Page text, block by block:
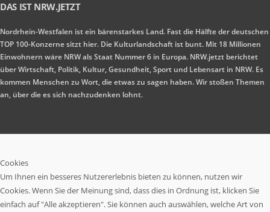
DAS IST NRW.JETZT
Nordrhein-Westfalen ist ein bärenstarkes Land. Fast die Hälfte der deutschen
TOP 100-Konzerne sitzt hier. Die Kulturlandschaft ist bunt. Mit 18 Millionen
Einwohnern wäre NRW als Staat Nummer 6 in Europa. NRW.jetzt berichtet
über Wirtschaft, Politik, Kultur, Gesundheit, Sport und Lebensart in NRW. Es
kommen Menschen zu Wort, die etwas zu sagen haben. Wir stoßen Themen
an, über die es sich nachzudenken lohnt.
Cookies
Um Ihnen ein besseres Nutzererlebnis bieten zu können, nutzen wir
Cookies. Wenn Sie der Meinung sind, dass dies in Ordnung ist, klicken Sie
einfach auf "Alle akzeptieren". Sie können auch auswählen, welche Art von